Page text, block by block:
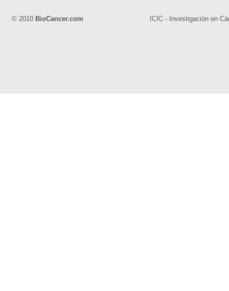
© 2010 BioCancer.com ICIC - Investigación en